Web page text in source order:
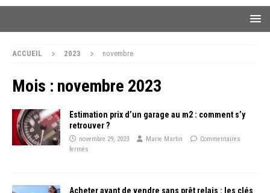
ACCUEIL 2023 novembre
Mois : novembre 2023
Estimation prix d’un garage au m2 : comment s’y
retrouver ?
novembre 29, 2023 Marie Martin
Commentaires
fermés
Acheter avant de vendre sans prêt relais : les clés